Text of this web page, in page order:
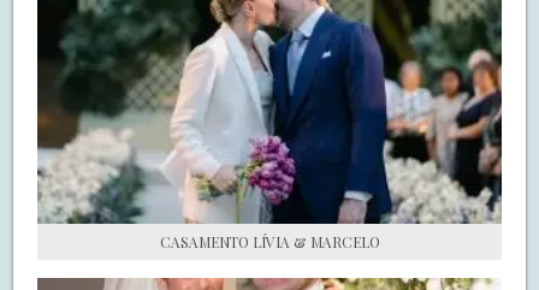
DECORAÇÃO
DE NOIVA PRA NOIVA
S.O.S CASADAS
FALE COM O SAY I DO
CASAMENTO LÍVIA & MARCELO